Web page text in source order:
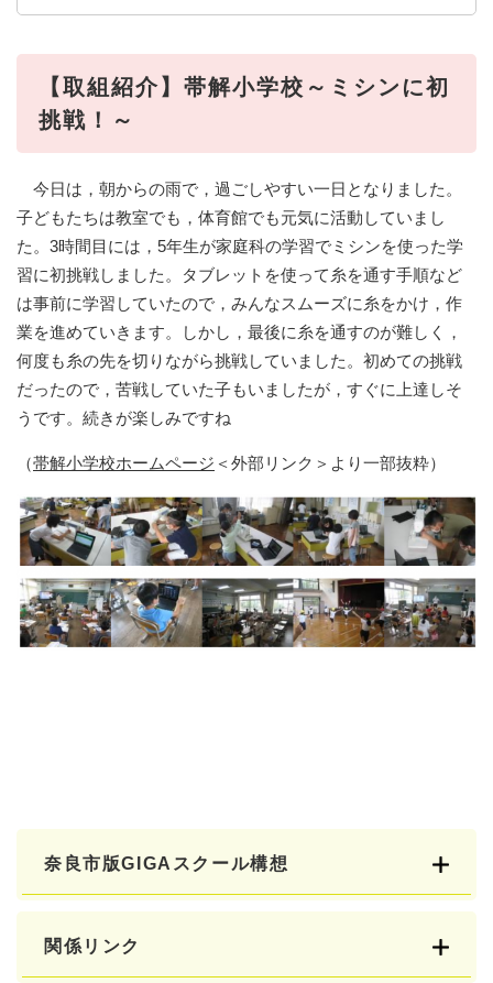
【取組紹介】帯解小学校～ミシンに初
挑戦！～
今日は，朝からの雨で，過ごしやすい一日となりました。
子どもたちは教室でも，体育館でも元気に活動していまし
た。3時間目には，5年生が家庭科の学習でミシンを使った学
習に初挑戦しました。タブレットを使って糸を通す手順など
は事前に学習していたので，みんなスムーズに糸をかけ，作
業を進めていきます。しかし，最後に糸を通すのが難しく，
何度も糸の先を切りながら挑戦していました。初めての挑戦
だったので，苦戦していた子もいましたが，すぐに上達しそ
うです。続きが楽しみですね
（帯解小学校ホームページ ＜外部リンク＞ より一部抜粋）
奈良市版GIGAスクール構想
関係リンク